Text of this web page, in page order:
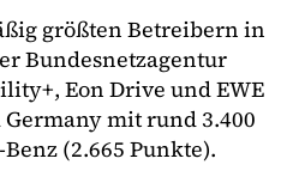
größten Betreibern in
Bundesnetzagentur
Eon Drive und EWE
mit rund 3.400
(2.665 Punkte).